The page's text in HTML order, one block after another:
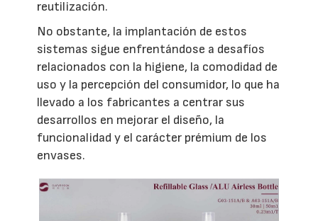
reutilización.
No obstante, la implantación de estos
sistemas sigue enfrentándose a desafíos
relacionados con la higiene, la comodidad de
uso y la percepción del consumidor, lo que ha
llevado a los fabricantes a centrar sus
desarrollos en mejorar el diseño, la
funcionalidad y el carácter prémium de los
envases.